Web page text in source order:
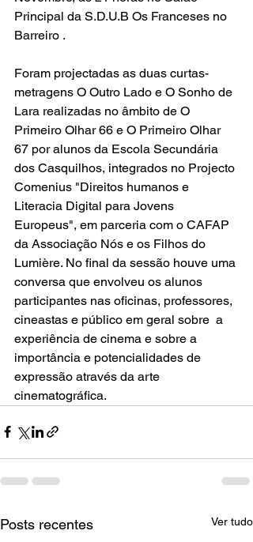
Principal da S.D.U.B Os Franceses no
Barreiro .
Foram projectadas as duas curtas-
metragens O Outro Lado e O Sonho de
Lara realizadas no âmbito de O
Primeiro Olhar 66 e O Primeiro Olhar
67 por alunos da Escola Secundária
dos Casquilhos, integrados no Projecto
Comenius "Direitos humanos e
Literacia Digital para Jovens
Europeus", em parceria com o CAFAP
da Associação Nós e os Filhos do
Lumière. No final da sessão houve uma
conversa que envolveu os alunos
participantes nas oficinas, professores,
cineastas e público em geral sobre  a
experiência de cinema e sobre a
importância e potencialidades de
expressão através da arte
cinematográfica.
Posts recentes Ver tudo